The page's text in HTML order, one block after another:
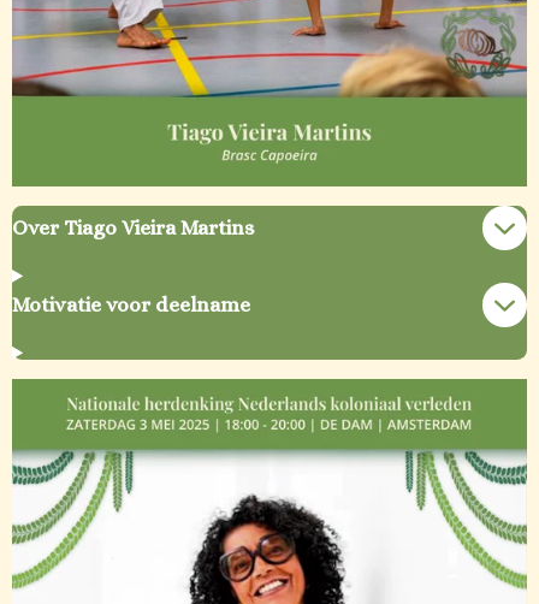
Over Tiago Vieira Martins
Motivatie voor deelname